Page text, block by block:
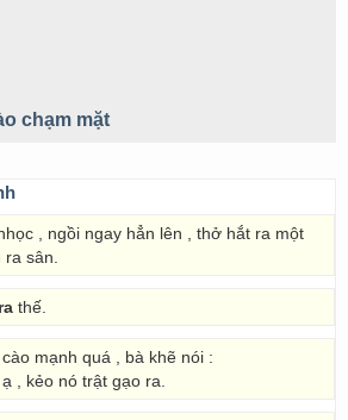
chạm mặt
, ngồi ngay hẳn lên , thở hắt ra một
sân.
ra thế.
mạnh quá , bà khẽ nói :
, kẻo nó trật gạo ra.